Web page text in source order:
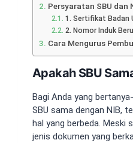
Persyaratan SBU dan
1. Sertifikat Badan
2. Nomor Induk
Cara Mengurus
Apakah SBU
Bagi Anda yang
SBU sama dengan NIB,
hal yang berbeda. Meski
jenis dokumen yang